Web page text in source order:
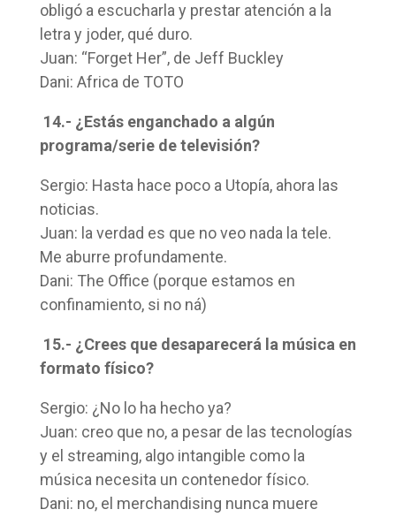
obligó a escucharla y prestar atención a la
letra y joder, qué duro.
Juan: “Forget Her”, de Jeff Buckley
Dani: Africa de TOTO
14.- ¿Estás enganchado a algún
programa/serie de televisión?
Sergio: Hasta hace poco a Utopía, ahora las
noticias.
Juan: la verdad es que no veo nada la tele.
Me aburre profundamente.
Dani: The Office (porque estamos en
confinamiento, si no ná)
15.- ¿Crees que desaparecerá la música en
formato físico?
Sergio: ¿No lo ha hecho ya?
Juan: creo que no, a pesar de las tecnologías
y el streaming, algo intangible como la
música necesita un contenedor físico.
Dani: no, el merchandising nunca muere